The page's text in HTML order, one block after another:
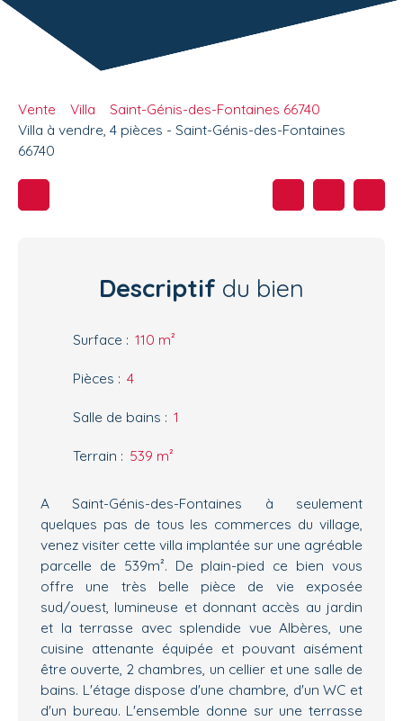
Vente Villa
Saint-Génis-des-Fontaines 66740
Villa à vendre, 4 pièces - Saint-Génis-des-Fontaines
66740
Descriptif du bien
Surface : 110 m²
Pièces : 4
Salle de bains : 1
Terrain : 539 m²
A Saint-Génis-des-Fontaines à seulement
quelques pas de tous les commerces du village,
venez visiter cette villa implantée sur une agréable
parcelle de 539m². De plain-pied ce bien vous
offre une très belle pièce de vie exposée
sud/ouest, lumineuse et donnant accès au jardin
et la terrasse avec splendide vue Albères, une
cuisine attenante équipée et pouvant aisément
être ouverte, 2 chambres, un cellier et une salle de
bains. L'étage dispose d'une chambre, d'un WC et
d'un bureau. L'ensemble donne sur une terrasse